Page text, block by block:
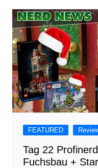
FEATURED
Tag 22
Fuchsbau +